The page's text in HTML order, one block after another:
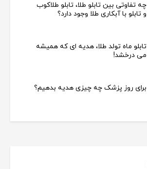
چه تفاوتی بین تابلو طلا، تابلو طلاکوب
و تابلو با آبکاری طلا وجود دارد؟
تابلو ماه تولد طلا، هدیه ای که همیشه
می درخشد!
برای روز پزشک چه چیزی هدیه بدهیم؟